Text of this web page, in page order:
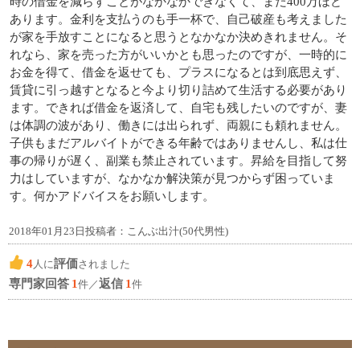
あります。金利を支払うのも手一杯で、自己破産も考えました
が家を手放すことになると思うとなかなか決めきれません。そ
れなら、家を売った方がいいかとも思ったのですが、一時的に
お金を得て、借金を返せても、プラスになるとは到底思えず、
賃貸に引っ越すとなると今より切り詰めて生活する必要があり
ます。できれば借金を返済して、自宅も残したいのですが、妻
は体調の波があり、働きには出られず、両親にも頼れません。
子供もまだアルバイトができる年齢ではありませんし、私は仕
事の帰りが遅く、副業も禁止されています。昇給を目指して努
力はしていますが、なかなか解決策が見つからず困っていま
す。何かアドバイスをお願いします。
2018年01月23日投稿者：こんぶ出汁(50代男性)
4人に評価されました
専門家回答 1件／返信 1件